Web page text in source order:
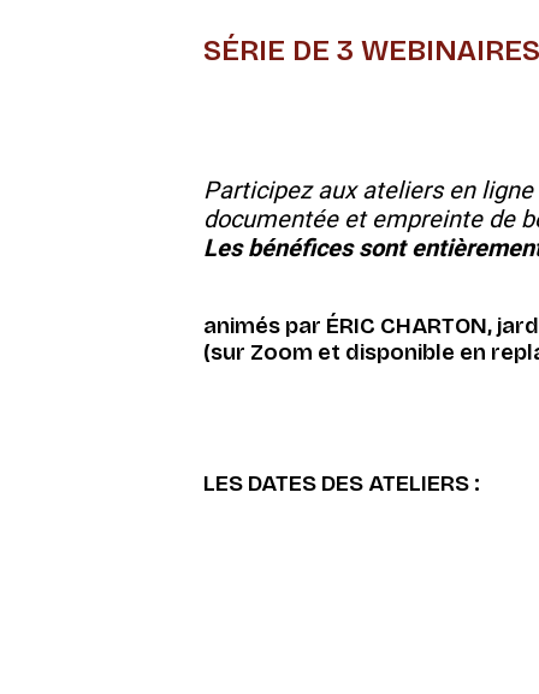
SÉRIE DE 3
Participez aux ateliers en
documentée et empreinte de
Les bénéfices sont
animés par ÉRIC CHARTON,
(sur Zoom et disponible en
LES DATES DES ATELIERS :